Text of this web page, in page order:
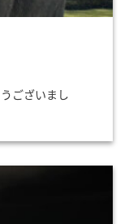
ございまし